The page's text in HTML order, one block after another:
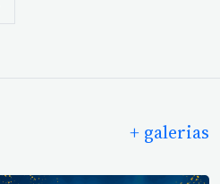
+ galerias